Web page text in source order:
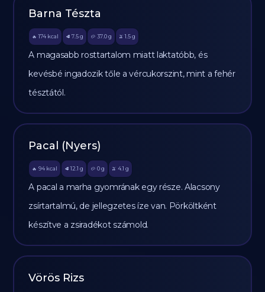
Barna Tészta
🔥 174 kcal 🥩 7.5 g 🥔 37.0g 🫒 1.5 g
A magasabb rosttartalom miatt laktatóbb, és
kevésbé ingadozik tőle a vércukorszint, mint a fehér
tésztától.
Pacal (Nyers)
🔥 94 kcal 🥩 12.1 g 🥔 0g 🫒 4.1 g
A pacal a marha gyomrának egy része. Alacsony
zsírtartalmú, de jellegzetes íze van. Pörköltként
készítve a zsiradékot számold.
Vörös Rizs